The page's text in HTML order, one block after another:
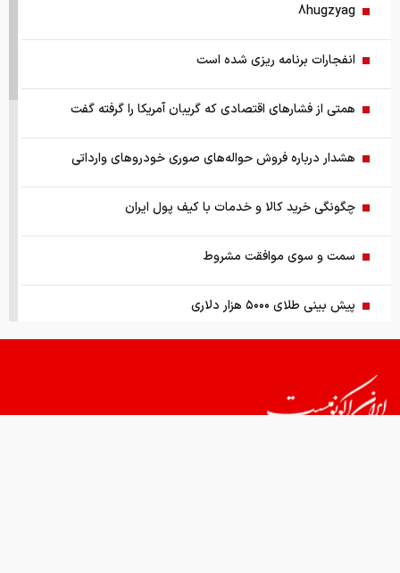
8hugzyag
انفجارات برنامه ریزی شده است
همتی از فشارهای اقتصادی که گریبان آمریکا را گرفته گفت
هشدار درباره فروش حواله‌های صوری خودروهای وارداتی
چگونگی خرید کالا و خدمات با کیف پول ایران
سمت و سوی موافقت مشروط
پیش بینی طلای ۵۰۰۰ هزار دلاری
وضعیت جوی کشور تا ۵ روز آینده